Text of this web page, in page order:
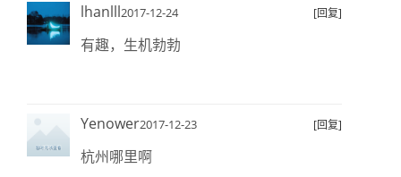
lhanlll2017-12-24 [回复]
有趣，生机勃勃
Yenower2017-12-23 [回复]
杭州哪里啊